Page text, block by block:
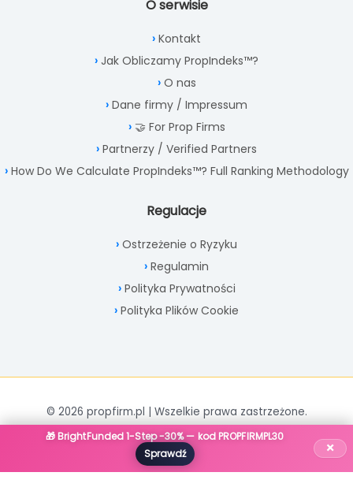
O serwisie
Kontakt
Jak Obliczamy PropIndeks™?
O nas
Dane firmy / Impressum
🤝 For Prop Firms
Partnerzy / Verified Partners
How Do We Calculate PropIndeks™? Full Ranking Methodology
Regulacje
Ostrzeżenie o Ryzyku
Regulamin
Polityka Prywatności
Polityka Plików Cookie
© 2026 propfirm.pl | Wszelkie prawa zastrzeżone.
🎁 BrightFunded 1-Step -30% — kod PROPFIRMPL30
Sprawdź
×